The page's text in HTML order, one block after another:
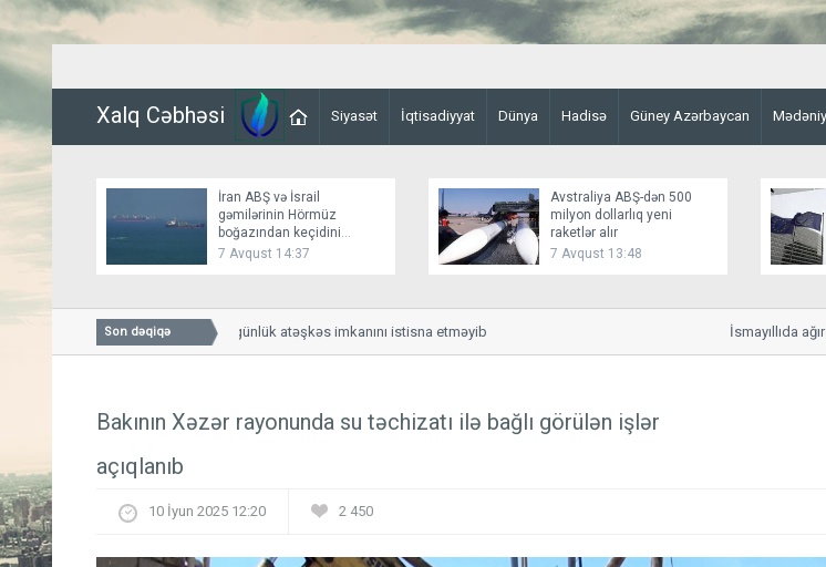
Xalq Cəbhəsi Siyasət İqtisadiyyat Dünya Hadisə Güney Azərbaycan
İran ABŞ və İsrail
gəmilərinin Hörmüz
boğazından keçidini
bağlayır
7 Avqust 14:37
Avstraliya ABŞ-dən 500
milyon dollarlıq yeni
raketlər alır
7 Avqust 13:48
Son dəqiqə
Bessent İranla 60 günlük atəşkəs imkanını istisna etməyib İsmayıllıda ağır
Bakının Xəzər rayonunda su təchizatı ilə bağlı görülən işlər
açıqlanıb
10 İyun 2025 12:20 2 450